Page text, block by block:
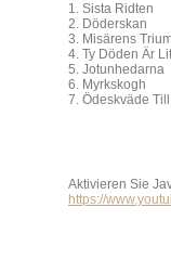
1. Sista Ridten
2. Döderskan
3. Misärens
4. Ty Döden Är
5. Jotunhedarna
6. Myrkskogh
7. Ödeskväde
Aktivieren Sie
https://